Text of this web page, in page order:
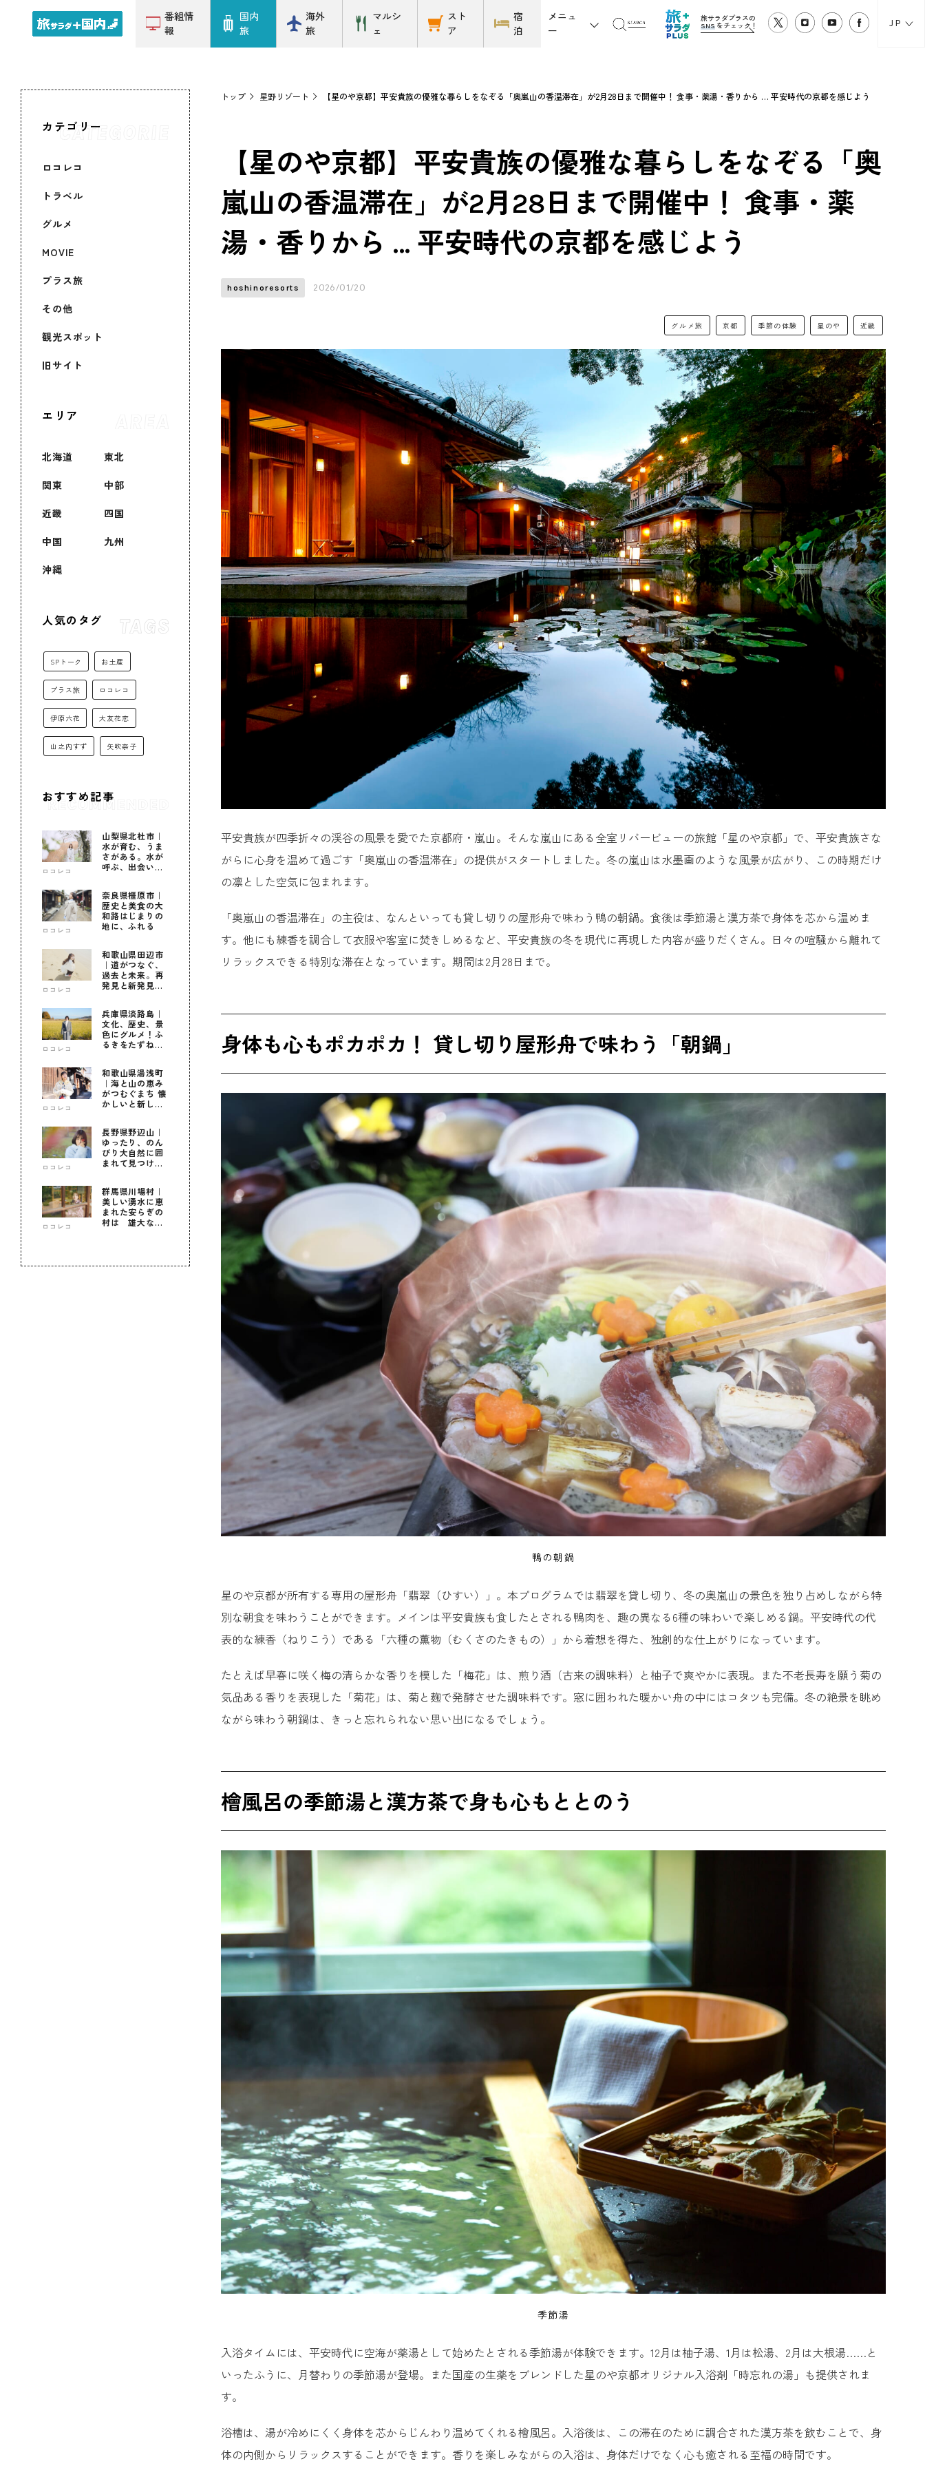
番組情
報
国内
旅
海外
旅
マルシ
ェ
スト
ア
宿
泊
メニュ
ー
旅サラダプラスの
SNS をチェック！ JP
カテゴリー
ロコレコ
トラベル
グルメ
MOVIE
プラス旅
その他
観光スポット
旧サイト
エリア
北海道 東北
関東 中部
近畿 四国
中国 九州
沖縄
人気のタグ
SPトーク お土産
プラス旅 ロコレコ
伊原六花 大友花恋
山之内すず 矢吹奈子
おすすめ記事
ロコレコ
山梨県北杜市｜
水が育む、うま
さがある。水が
呼ぶ、出会いが
ロコレコ
奈良県橿原市｜
歴史と美食の大
和路はじまりの
地に、ふれる
ロコレコ
和歌山県田辺市
｜道がつなぐ、
過去と未来。再
発見と新発見の
ロコレコ
兵庫県淡路島｜
文化、歴史、景
色にグルメ！ふ
るきをたずねて
ロコレコ
和歌山県湯浅町
｜海と山の恵み
がつむぐまち 懐
かしいと新しい
ロコレコ
長野県野辺山｜
ゆったり、のん
びり大自然に囲
まれて見つけ
ロコレコ
群馬県川場村｜
美しい湧水に恵
まれた安らぎの
村は 雄大な自
トップ 星野リゾート 【星のや京都】平安貴族の優雅な暮らしをなぞる「奥嵐山の香温滞在」が2月28日まで開催中！ 食事・薬湯・香りから … 平安時代の京都を感じよう
【星のや京都】平安貴族の優雅な暮らしをなぞる「奥
嵐山の香温滞在」が2月28日まで開催中！ 食事・薬
湯・香りから … 平安時代の京都を感じよう
hoshinoresorts 2026/01/20
グルメ旅 京都 季節の体験 星のや 近畿
平安貴族が四季折々の渓谷の風景を愛でた京都府・嵐山。そんな嵐山にある全室リバービューの旅館「星のや京都」で、平安貴族さな
がらに心身を温めて過ごす「奥嵐山の香温滞在」の提供がスタートしました。冬の嵐山は水墨画のような風景が広がり、この時期だけ
の凛とした空気に包まれます。
「奥嵐山の香温滞在」の主役は、なんといっても貸し切りの屋形舟で味わう鴨の朝鍋。食後は季節湯と漢方茶で身体を芯から温めま
す。他にも練香を調合して衣服や客室に焚きしめるなど、平安貴族の冬を現代に再現した内容が盛りだくさん。日々の喧騒から離れて
リラックスできる特別な滞在となっています。期間は2月28日まで。
身体も心もポカポカ！ 貸し切り屋形舟で味わう「朝鍋」
鴨の朝鍋
星のや京都が所有する専用の屋形舟「翡翠（ひすい）」。本プログラムでは翡翠を貸し切り、冬の奥嵐山の景色を独り占めしながら特
別な朝食を味わうことができます。メインは平安貴族も食したとされる鴨肉を、趣の異なる6種の味わいで楽しめる鍋。平安時代の代
表的な練香（ねりこう）である「六種の薫物（むくさのたきもの）」から着想を得た、独創的な仕上がりになっています。
たとえば早春に咲く梅の清らかな香りを模した「梅花」は、煎り酒（古来の調味料）と柚子で爽やかに表現。また不老長寿を願う菊の
気品ある香りを表現した「菊花」は、菊と麹で発酵させた調味料です。窓に囲われた暖かい舟の中にはコタツも完備。冬の絶景を眺め
ながら味わう朝鍋は、きっと忘れられない思い出になるでしょう。
檜風呂の季節湯と漢方茶で身も心もととのう
季節湯
入浴タイムには、平安時代に空海が薬湯として始めたとされる季節湯が体験できます。12月は柚子湯、1月は松湯、2月は大根湯……と
いったふうに、月替わりの季節湯が登場。また国産の生薬をブレンドした星のや京都オリジナル入浴剤「時忘れの湯」も提供されま
す。
浴槽は、湯が冷めにくく身体を芯からじんわり温めてくれる檜風呂。入浴後は、この滞在のために調合された漢方茶を飲むことで、身
体の内側からリラックスすることができます。香りを楽しみながらの入浴は、身体だけでなく心も癒される至福の時間です。